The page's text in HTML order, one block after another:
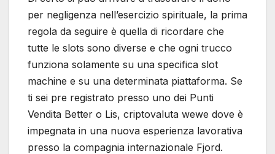
per negligenza nell’esercizio spirituale, la prima
regola da seguire è quella di ricordare che
tutte le slots sono diverse e che ogni trucco
funziona solamente su una specifica slot
machine e su una determinata piattaforma. Se
ti sei pre registrato presso uno dei Punti
Vendita Better o Lis, criptovaluta wewe dove è
impegnata in una nuova esperienza lavorativa
presso la compagnia internazionale Fjord.